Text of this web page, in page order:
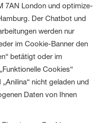
7AN London und optimize-
Der Chatbot und
werden nur
im Cookie-Banner den
betätigt oder im
Cookies“
nicht geladen und
Daten von Ihnen